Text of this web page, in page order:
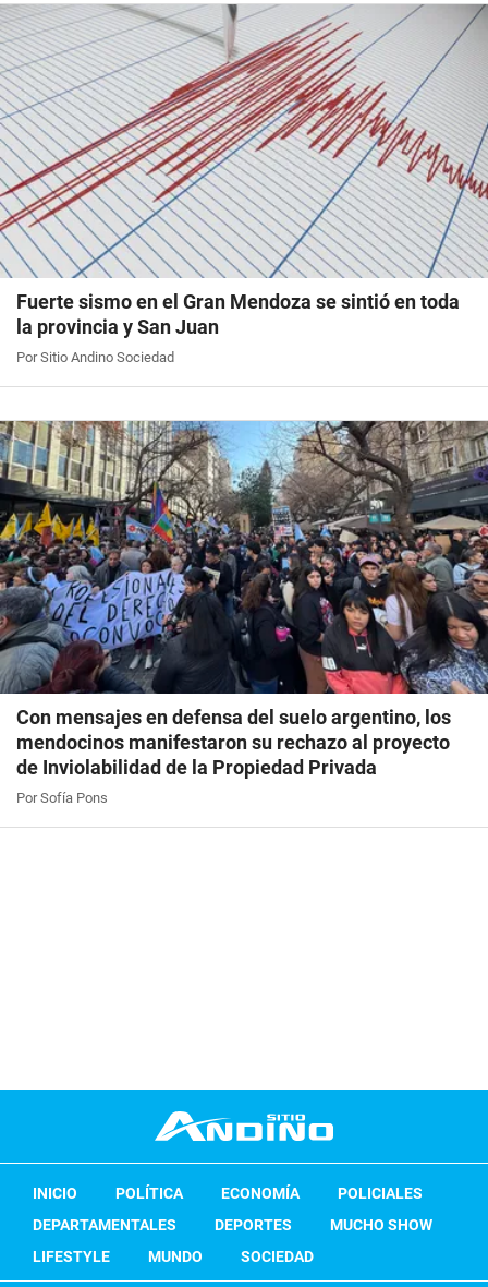
Fuerte sismo en el Gran Mendoza se sintió en toda
la provincia y San Juan
Por Sitio Andino Sociedad
Con mensajes en defensa del suelo argentino, los
mendocinos manifestaron su rechazo al proyecto
de Inviolabilidad de la Propiedad Privada
Por Sofía Pons
INICIO POLÍTICA ECONOMÍA
POLICIALES
DEPARTAMENTALES
DEPORTES
MUCHO SHOW
LIFESTYLE
MUNDO SOCIEDAD